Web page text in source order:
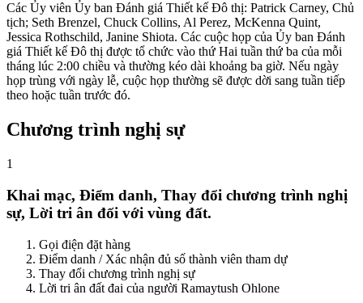
Các Ủy viên Ủy ban Đánh giá Thiết kế Đô thị: Patrick Carney, Chủ
tịch; Seth Brenzel, Chuck Collins, Al Perez, McKenna Quint,
Jessica Rothschild, Janine Shiota. Các cuộc họp của Ủy ban Đánh
giá Thiết kế Đô thị được tổ chức vào thứ Hai tuần thứ ba của mỗi
tháng lúc 2:00 chiều và thường kéo dài khoảng ba giờ. Nếu ngày
họp trùng với ngày lễ, cuộc họp thường sẽ được dời sang tuần tiếp
theo hoặc tuần trước đó.
Chương trình nghị sự
1
Khai mạc, Điểm danh, Thay đổi chương trình nghị
sự, Lời tri ân đối với vùng đất.
Gọi điện đặt hàng
Điểm danh / Xác nhận đủ số thành viên tham dự
Thay đổi chương trình nghị sự
Lời tri ân đất đai của người Ramaytush Ohlone